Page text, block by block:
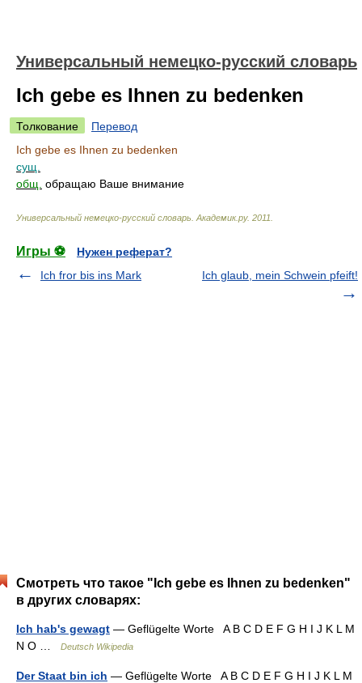
Универсальный немецко-русский словарь
Ich gebe es Ihnen zu bedenken
Толкование
Перевод
Ich gebe es Ihnen zu bedenken
сущ.
общ. обращаю Ваше внимание
Универсальный немецко-русский словарь Академик.ру. 2011
Игры ⚽
Нужен реферат?
Ich fror bis ins Mark
Ich glaub, mein Schwein pfeift!
Смотреть что такое "Ich gebe es Ihnen zu bedenken"
в других словарях:
Ich hab's gewagt — Geflügelte Worte A B C D E F G H I J K L M
N O …
Deutsch Wikipedia
Der Staat bin ich — Geflügelte Worte A B C D E F G H I J K L M